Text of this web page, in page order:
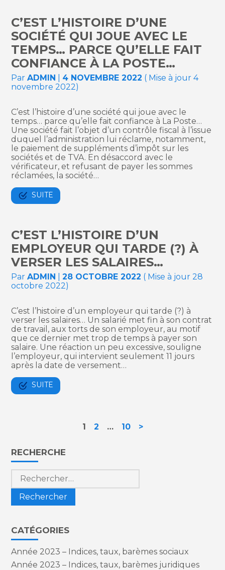
C’EST L’HISTOIRE D’UNE
SOCIÉTÉ QUI JOUE AVEC LE
TEMPS… PARCE QU’ELLE FAIT
CONFIANCE À LA POSTE…
ParADMIN 4 NOVEMBRE 2022 ( Mise à jour 4
novembre 2022)
C’est l’histoire d’une société qui joue avec le
temps… parce qu’elle fait confiance à La Poste…
Une société fait l’objet d’un contrôle fiscal à l’issue
duquel l’administration lui réclame, notamment,
le paiement de suppléments d’impôt sur les
sociétés et de TVA. En désaccord avec le
vérificateur, et refusant de payer les sommes
réclamées, la société…
SUITE
C’EST L’HISTOIRE D’UN
EMPLOYEUR QUI TARDE (?) À
VERSER LES SALAIRES…
ParADMIN |28 OCTOBRE 2022 ( Mise à jour 28
octobre 2022)
C’est l’histoire d’un employeur qui tarde (?) à
verser les salaires… Un salarié met fin à son contrat
de travail, aux torts de son employeur, au motif
que ce dernier met trop de temps à payer son
salaire. Une réaction un peu excessive, souligne
l’employeur, qui intervient seulement 11 jours
après la date de versement…
SUITE
Navigation1 2 … 10 >
Blog
sidebar
RECHERCHE
Rechercher :
CATÉGORIES
Année 2023 – Indices, taux, barèmes sociaux
Année 2023 – Indices, taux, barèmes juridiques